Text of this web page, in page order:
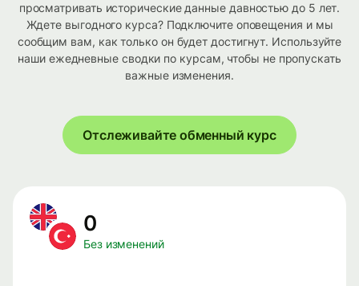
просматривать исторические данные давностью до 5 лет.
Ждете выгодного курса? Подключите оповещения и мы
сообщим вам, как только он будет достигнут. Используйте
наши ежедневные сводки по курсам, чтобы не пропускать
важные изменения.
Отслеживайте обменный курс
0
Без изменений